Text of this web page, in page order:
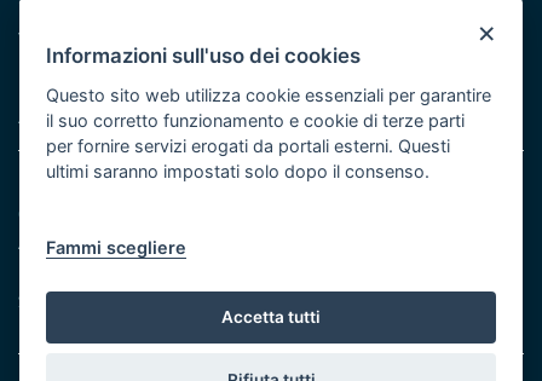
Protezione civile
Vai al sito di Protezione Civile Puglia
Iniziativa finanziata con risorse del POR Puglia 2014/2020 -
Asse XI
Note legali
Cookie e privacy
Atti di notifica
Servizi Intranet
×
Informazioni sull'uso dei cookies
Questo sito web utilizza cookie essenziali per garantire
il suo corretto funzionamento e cookie di terze parti
per fornire servizi erogati da portali esterni. Questi
ultimi saranno impostati solo dopo il consenso.
Fammi scegliere
Accetta tutti